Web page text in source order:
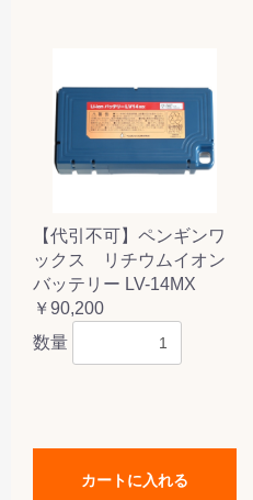
【代引不可】ペンギンワ
ックス リチウムイオン
バッテリー LV-14MX
￥90,200
数量
カートに入れる